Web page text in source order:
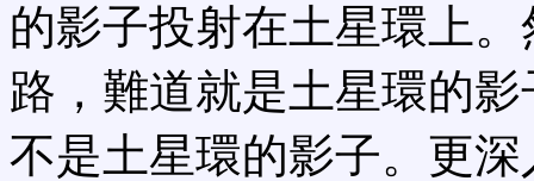
的影子投射在土星環上
路，難道就是土星環的影
不是土星環的影子。更